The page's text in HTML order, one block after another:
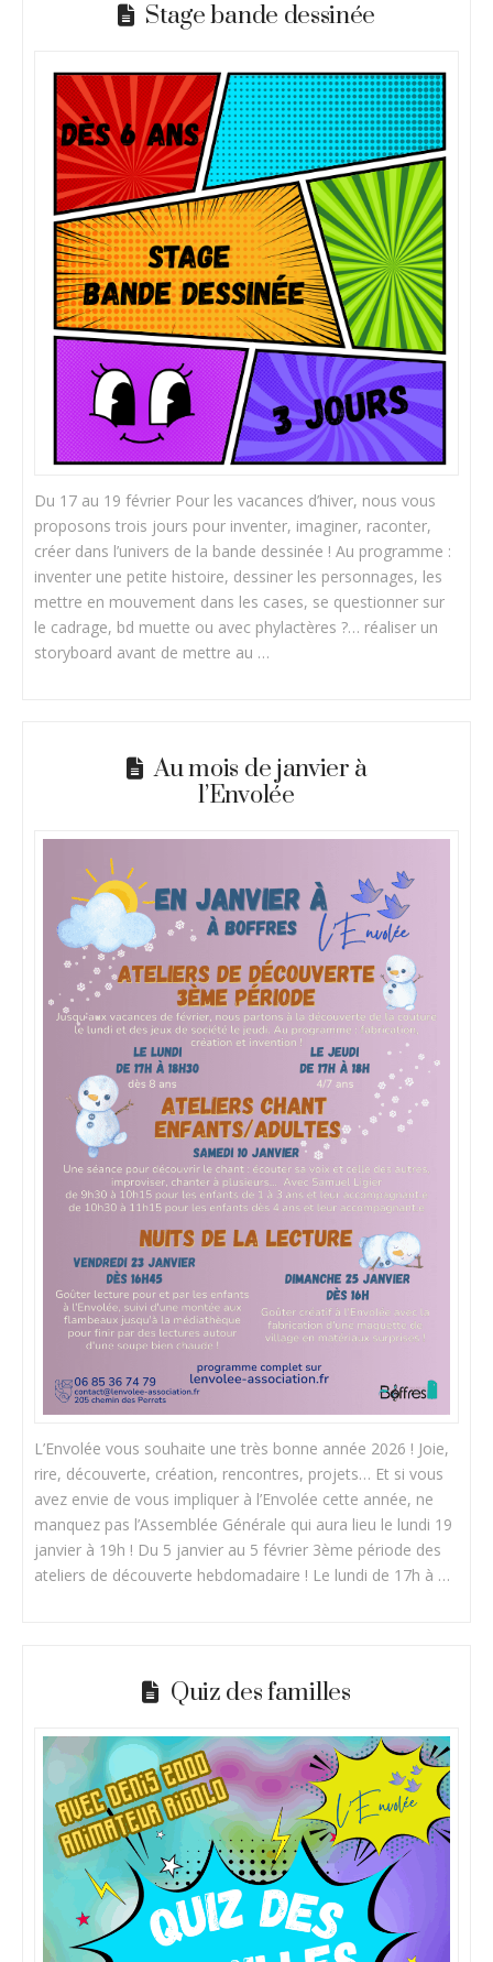
Stage bande dessinée
Du 17 au 19 février Pour les vacances d’hiver, nous vous
proposons trois jours pour inventer, imaginer, raconter,
créer dans l’univers de la bande dessinée ! Au programme :
inventer une petite histoire, dessiner les personnages, les
mettre en mouvement dans les cases, se questionner sur
le cadrage, bd muette ou avec phylactères ?… réaliser un
storyboard avant de mettre au …
Au mois de janvier à
l’Envolée
L’Envolée vous souhaite une très bonne année 2026 ! Joie,
rire, découverte, création, rencontres, projets… Et si vous
avez envie de vous impliquer à l’Envolée cette année, ne
manquez pas l’Assemblée Générale qui aura lieu le lundi 19
janvier à 19h ! Du 5 janvier au 5 février 3ème période des
ateliers de découverte hebdomadaire ! Le lundi de 17h à …
Quiz des familles